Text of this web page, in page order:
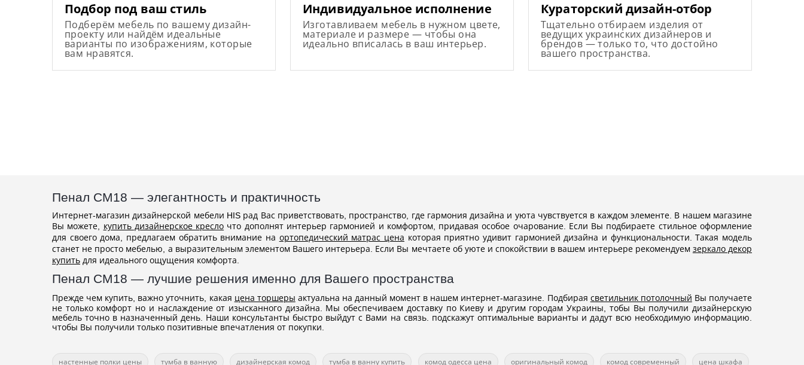
Подбор под ваш стиль
Подберём мебель по вашему дизайн-
проекту или найдём идеальные
варианты по изображениям, которые
вам нравятся.
Индивидуальное исполнение
Изготавливаем мебель в нужном цвете,
материале и размере — чтобы она
идеально вписалась в ваш интерьер.
Кураторский дизайн-отбор
Тщательно отбираем изделия от
ведущих украинских дизайнеров и
брендов — только то, что достойно
вашего пространства.
Пенал СМ18 — элегантность и практичность
Интернет-магазин дизайнерской мебели HIS рад Вас приветствовать, пространство, где гармония дизайна и уюта чувствуется в каждом элементе. В нашем магазине
Вы можете, купить дизайнерское кресло что дополнят интерьер гармонией и комфортом, придавая особое очарование. Если Вы подбираете стильное оформление
для своего дома, предлагаем обратить внимание на ортопедический матрас цена которая приятно удивит гармонией дизайна и функциональности. Такая модель
станет не просто мебелью, а выразительным элементом Вашего интерьера. Если Вы мечтаете об уюте и спокойствии в вашем интерьере рекомендуем зеркало декор
купить для идеального ощущения комфорта.
Пенал СМ18 — лучшие решения именно для Вашего пространства
Прежде чем купить, важно уточнить, какая цена торшеры актуальна на данный момент в нашем интернет-магазине. Подбирая светильник потолочный Вы получаете
не только комфорт но и наслаждение от изысканного дизайна. Мы обеспечиваем доставку по Киеву и другим городам Украины, тобы Вы получили дизайнерскую
мебель точно в назначенный день. Наши консультанты быстро выйдут с Вами на связь. подскажут оптимальные варианты и дадут всю необходимую информацию.
чтобы Вы получили только позитивные впечатления от покупки.
настенные полки цены тумба в ванную дизайнерская комод тумба в ванну купить комод одесса цена оригинальный комод комод современный цена шкафа